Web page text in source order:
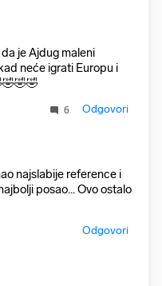
je Ajdug maleni
neće igrati Europu i
6 Odgovori
najslabije reference i
posao... Ovo ostalo
Odgovori